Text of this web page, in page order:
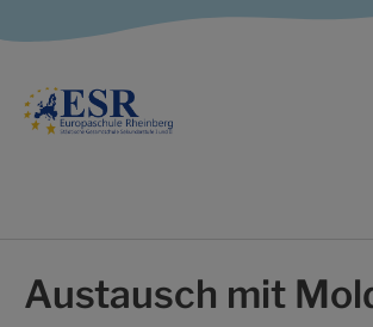
Zum Hauptinhalt springen
Austausch mit